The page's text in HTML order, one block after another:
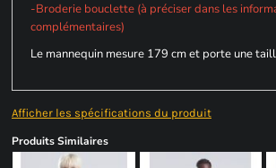
-Broderie bouclette (à préciser dans les
complémentaires)
Le mannequin mesure 179 cm et porte une
Afficher les spécifications du produit
Produits Similaires